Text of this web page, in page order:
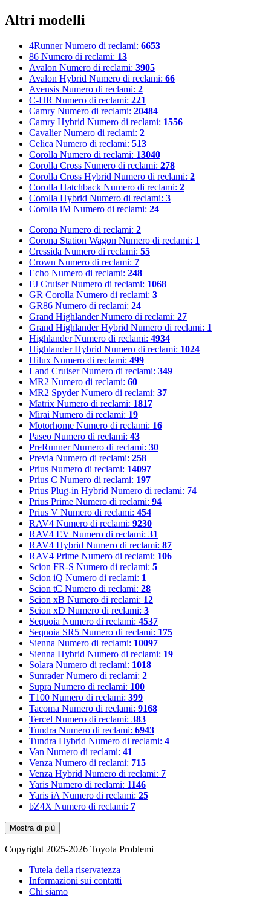
Altri modelli
4Runner Numero di reclami: 6653
86 Numero di reclami: 13
Avalon Numero di reclami: 3905
Avalon Hybrid Numero di reclami: 66
Avensis Numero di reclami: 2
C-HR Numero di reclami: 221
Camry Numero di reclami: 20484
Camry Hybrid Numero di reclami: 1556
Cavalier Numero di reclami: 2
Celica Numero di reclami: 513
Corolla Numero di reclami: 13040
Corolla Cross Numero di reclami: 278
Corolla Cross Hybrid Numero di reclami: 2
Corolla Hatchback Numero di reclami: 2
Corolla Hybrid Numero di reclami: 3
Corolla iM Numero di reclami: 24
Corona Numero di reclami: 2
Corona Station Wagon Numero di reclami: 1
Cressida Numero di reclami: 55
Crown Numero di reclami: 7
Echo Numero di reclami: 248
FJ Cruiser Numero di reclami: 1068
GR Corolla Numero di reclami: 3
GR86 Numero di reclami: 24
Grand Highlander Numero di reclami: 27
Grand Highlander Hybrid Numero di reclami: 1
Highlander Numero di reclami: 4934
Highlander Hybrid Numero di reclami: 1024
Hilux Numero di reclami: 499
Land Cruiser Numero di reclami: 349
MR2 Numero di reclami: 60
MR2 Spyder Numero di reclami: 37
Matrix Numero di reclami: 1817
Mirai Numero di reclami: 19
Motorhome Numero di reclami: 16
Paseo Numero di reclami: 43
PreRunner Numero di reclami: 30
Previa Numero di reclami: 258
Prius Numero di reclami: 14097
Prius C Numero di reclami: 197
Prius Plug-in Hybrid Numero di reclami: 74
Prius Prime Numero di reclami: 94
Prius V Numero di reclami: 454
RAV4 Numero di reclami: 9230
RAV4 EV Numero di reclami: 31
RAV4 Hybrid Numero di reclami: 87
RAV4 Prime Numero di reclami: 106
Scion FR-S Numero di reclami: 5
Scion iQ Numero di reclami: 1
Scion tC Numero di reclami: 28
Scion xB Numero di reclami: 12
Scion xD Numero di reclami: 3
Sequoia Numero di reclami: 4537
Sequoia SR5 Numero di reclami: 175
Sienna Numero di reclami: 10097
Sienna Hybrid Numero di reclami: 19
Solara Numero di reclami: 1018
Sunrader Numero di reclami: 2
Supra Numero di reclami: 100
T100 Numero di reclami: 399
Tacoma Numero di reclami: 9168
Tercel Numero di reclami: 383
Tundra Numero di reclami: 6943
Tundra Hybrid Numero di reclami: 4
Van Numero di reclami: 41
Venza Numero di reclami: 715
Venza Hybrid Numero di reclami: 7
Yaris Numero di reclami: 1146
Yaris iA Numero di reclami: 25
bZ4X Numero di reclami: 7
Mostra di più
Copyright 2025-2026 Toyota Problemi
Tutela della riservatezza
Informazioni sui contatti
Chi siamo